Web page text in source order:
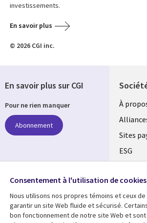
investissements.
En savoir plus
© 2026 CGI inc.
À
Sites
ESG
Fusions
Salle
En savoir plus sur CGI
Pour ne rien manquer
Abonnement
Suivez-nous
Social
Media
Global
Consentement à l'utilisation de cookies
Nous utilisons nos propres témoins et ceux
garantir un site Web fluide et sécurisé.
bon fonctionnement de notre site Web et